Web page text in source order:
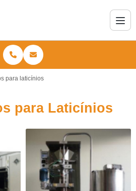
para laticínios
para Laticínios